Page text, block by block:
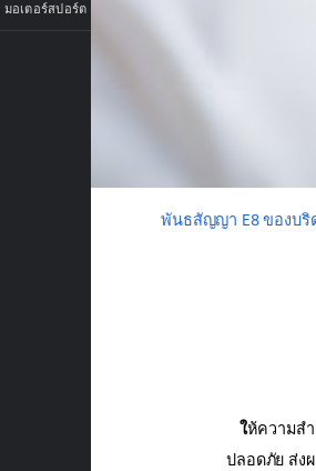
มอเตอร์สปอร์ต
พันธสัญญา E8 ของบริ
ให้ความส
ปลอดภัย ส่ง